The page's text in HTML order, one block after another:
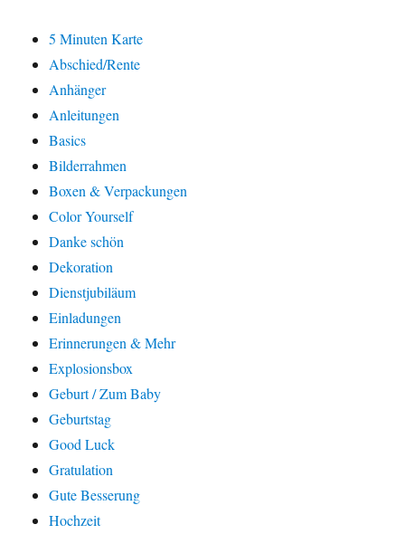
5 Minuten Karte
Abschied/Rente
Anhänger
Anleitungen
Basics
Bilderrahmen
Boxen & Verpackungen
Color Yourself
Danke schön
Dekoration
Dienstjubiläum
Einladungen
Erinnerungen & Mehr
Explosionsbox
Geburt / Zum Baby
Geburtstag
Good Luck
Gratulation
Gute Besserung
Hochzeit